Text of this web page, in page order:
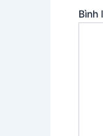
Bình